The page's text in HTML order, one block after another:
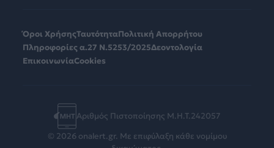
Όροι ΧρήσηςΤαυτότηταΠολιτική Απορρήτου
Πληροφορίες α.27 Ν.5253/2025Δεοντολογία
ΕπικοινωνίαCookies
Αριθμός Πιστοποίησης Μ.Η.Τ.242057
© 2026 onalert.gr. Με επιφύλαξη κάθε νομίμου